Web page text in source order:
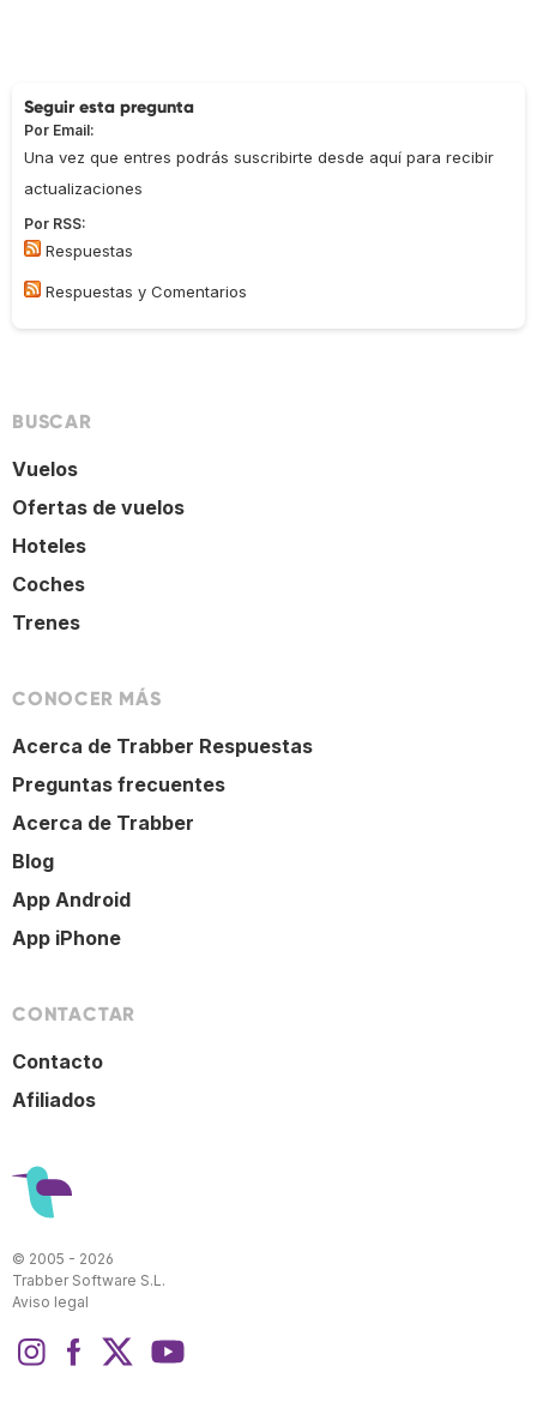
Seguir esta pregunta
Por Email:
Una vez que entres podrás suscribirte desde aquí para recibir
actualizaciones
Por RSS:
Respuestas
Respuestas y Comentarios
BUSCAR
Vuelos
Ofertas de vuelos
Hoteles
Coches
Trenes
CONOCER MÁS
Acerca de Trabber Respuestas
Preguntas frecuentes
Acerca de Trabber
Blog
App Android
App iPhone
CONTACTAR
Contacto
Afiliados
© 2005 - 2026
Trabber Software S.L.
Aviso legal